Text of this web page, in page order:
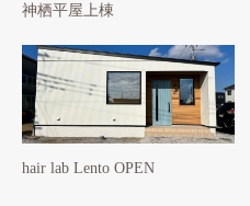
神栖平屋上棟
hair lab Lento OPEN